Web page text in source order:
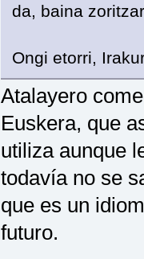
da, baina
Ongi etorri,
Atalayero
Euskera, que
utiliza aunque
todavía no se
que es un
futuro.